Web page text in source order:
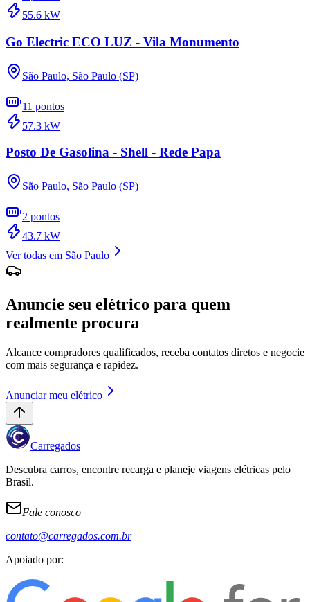
55.6 kW
Go Electric ECO LUZ - Vila Monumento
São Paulo, São Paulo (SP)
11 pontos
57.3 kW
Posto De Gasolina - Shell - Rede Papa
São Paulo, São Paulo (SP)
2 pontos
43.7 kW
Ver todas em São Paulo
Anuncie seu elétrico para quem
realmente procura
Alcance compradores qualificados, receba contatos diretos e negocie
com mais segurança e rapidez.
Anunciar meu elétrico
Carregados
Descubra carros, encontre recarga e planeje viagens elétricas pelo
Brasil.
Fale conosco
contato@carregados.com.br
Apoiado por: